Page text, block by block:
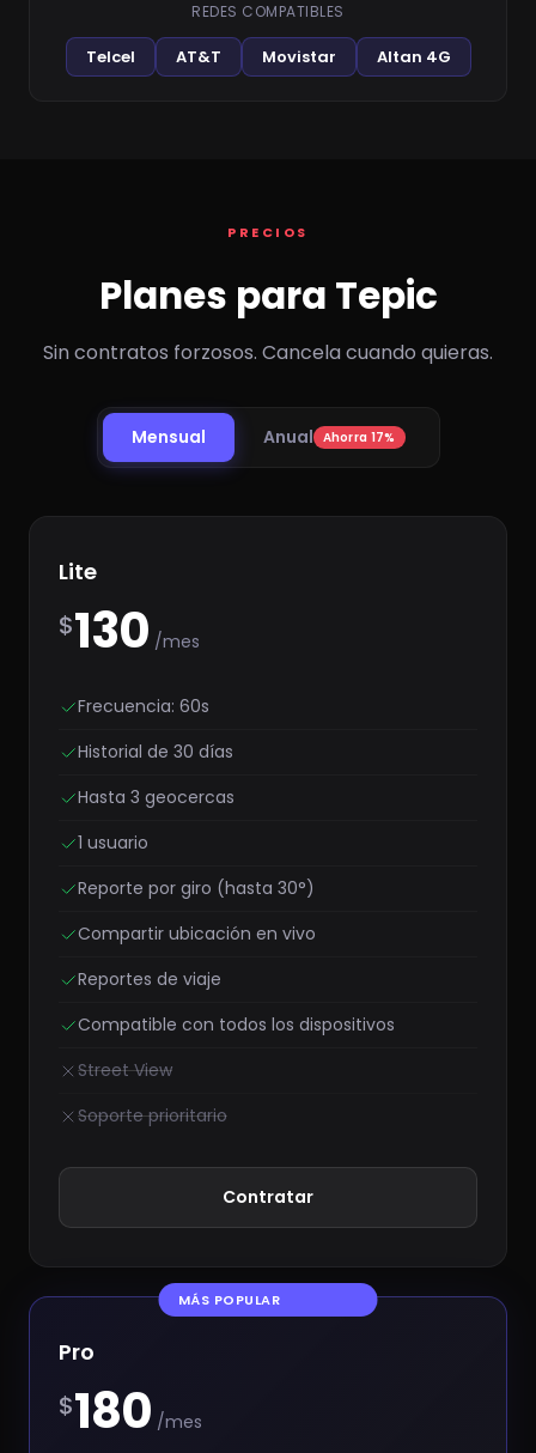
REDES COMPATIBLES
Telcel AT&T Movistar Altan 4G
PRECIOS
Planes para Tepic
Sin contratos forzosos. Cancela cuando quieras.
Mensual Anual Ahorra 17%
Lite
$130 /mes
Frecuencia: 60s
Historial de 30 días
Hasta 3 geocercas
1 usuario
Reporte por giro (hasta 30°)
Compartir ubicación en vivo
Reportes de viaje
Compatible con todos los dispositivos
Street View
Soporte prioritario
Contratar
MÁS POPULAR
Pro
$180 /mes